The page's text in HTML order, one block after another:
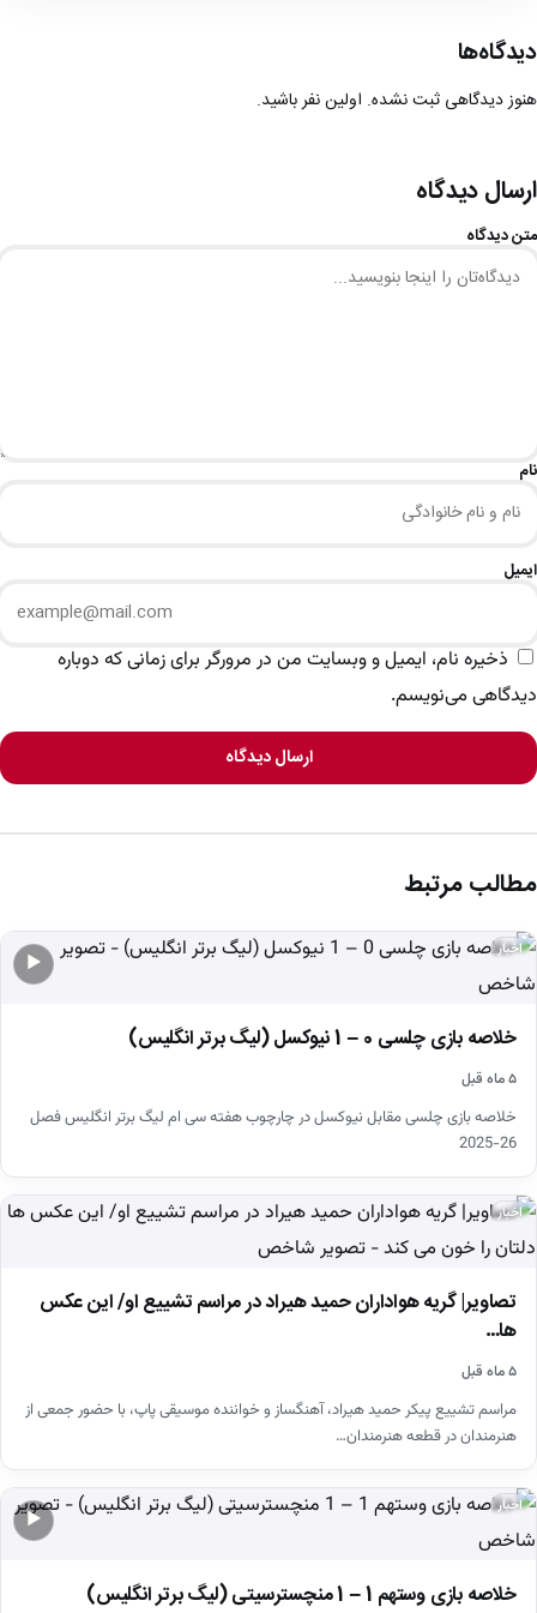
دیدگاه‌ها
هنوز دیدگاهی ثبت نشده. اولین نفر باشید.
ارسال دیدگاه
متن دیدگاه
نام
ایمیل
ذخیره نام، ایمیل و وبسایت من در مرورگر برای زمانی که دوباره
دیدگاهی می‌نویسم.
ارسال دیدگاه
مطالب مرتبط
▶
اخبار
خلاصه بازی چلسی 0 – 1 نیوکسل (لیگ برتر انگلیس)
۵ ماه قبل
خلاصه بازی چلسی مقابل نیوکسل در چارچوب هفته سی ام لیگ برتر انگلیس فصل
26-2025
اخبار
تصاویر| گریه هواداران حمید هیراد در مراسم تشییع او/ این عکس
ها…
۵ ماه قبل
مراسم تشییع پیکر حمید هیراد، آهنگساز و خواننده موسیقی پاپ، با حضور جمعی از
هنرمندان در قطعه هنرمندان…
▶
اخبار
خلاصه بازی وستهم 1 – 1 منچسترسیتی (لیگ برتر انگلیس)